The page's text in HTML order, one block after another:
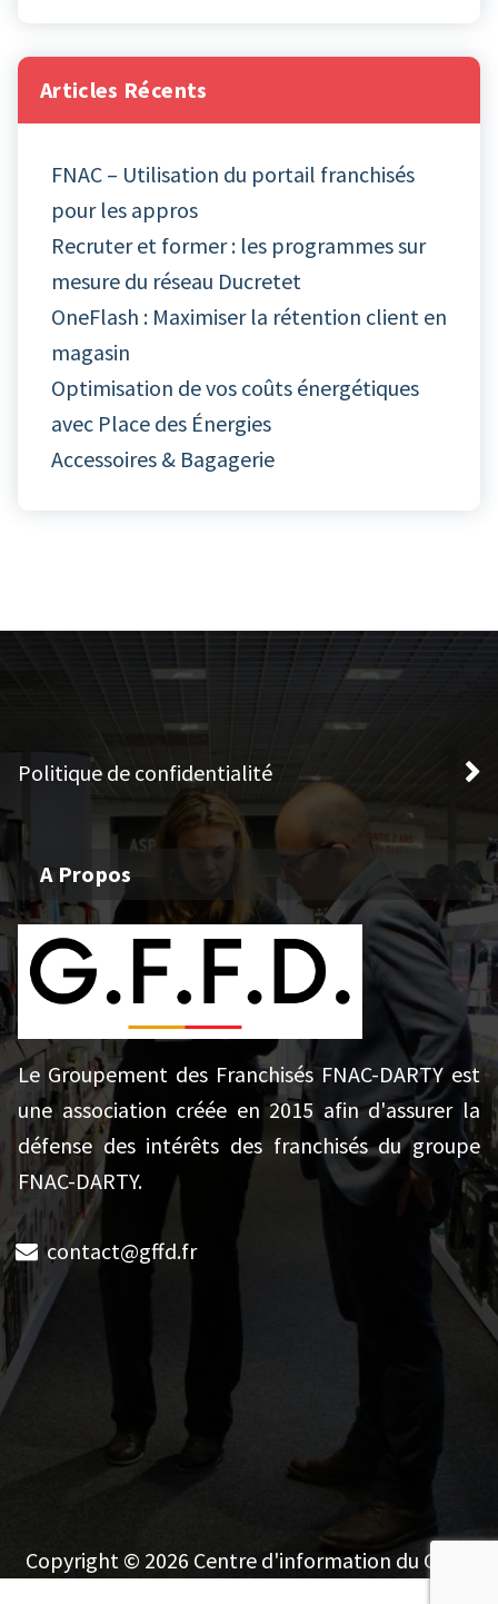
Articles Récents
FNAC – Utilisation du portail franchisés
pour les appros
Recruter et former : les programmes sur
mesure du réseau Ducretet
OneFlash : Maximiser la rétention client en
magasin
Optimisation de vos coûts énergétiques
avec Place des Énergies
Accessoires & Bagagerie
Politique de confidentialité
A Propos
Le Groupement des Franchisés FNAC-DARTY est
une association créée en 2015 afin d'assurer la
défense des intérêts des franchisés du groupe
FNAC-DARTY.
contact@gffd.fr
Copyright © 2026 Centre d'information du GFFD